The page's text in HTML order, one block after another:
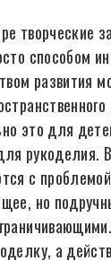
творческие
способом
развития
это для
рукоделия.
с
но
а